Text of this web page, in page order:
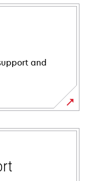
and